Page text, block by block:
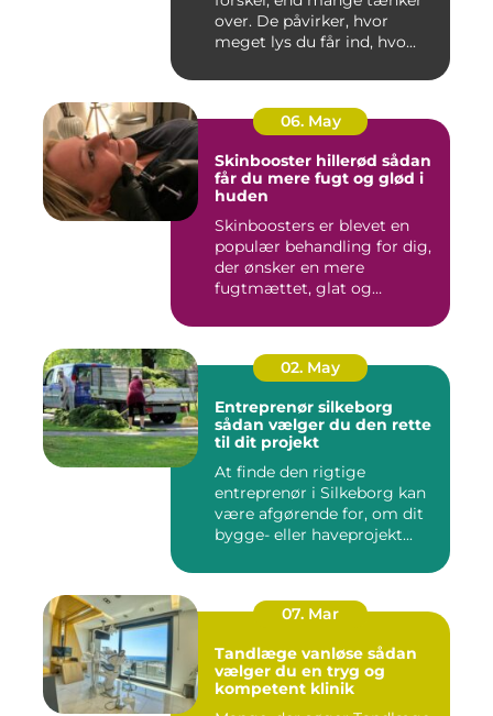
over. De påvirker, hvor
meget lys du får ind, hvo...
06. May
Skinbooster hillerød sådan
får du mere fugt og glød i
huden
Skinboosters er blevet en
populær behandling for dig,
der ønsker en mere
fugtmættet, glat og
02. May
Entreprenør silkeborg
sådan vælger du den rette
til dit projekt
At finde den rigtige
entreprenør i Silkeborg kan
være afgørende for, om dit
bygge- eller haveprojekt...
07. Mar
Tandlæge vanløse sådan
vælger du en tryg og
kompetent klinik